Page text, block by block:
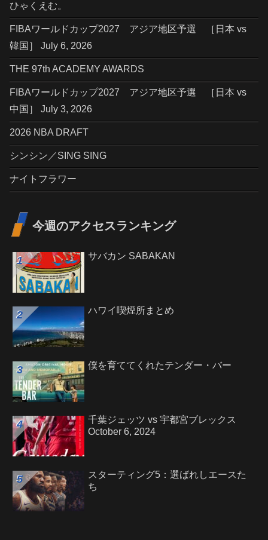
ひゃくえむ。
FIBAワールドカップ2027 アジア地区予選 ［日本 vs
韓国］ July 6, 2026
THE 97th ACADEMY AWARDS
FIBAワールドカップ2027 アジア地区予選 ［日本 vs
中国］ July 3, 2026
2026 NBA DRAFT
シンシン／SING SING
ナイトフラワー
今週のアクセスランキング
サバカン SABAKAN
ハワイ喫煙所まとめ
僕を育ててくれたテンダー・バー
千葉ジェッツ vs 宇都宮ブレックス
October 6, 2024
スターティング5：選ばれしエースた
ち